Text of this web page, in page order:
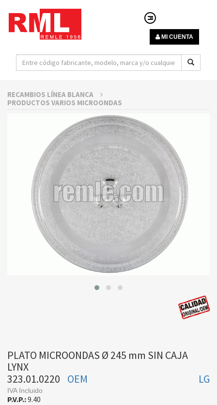
MI CUENTA
RECAMBIOS LÍNEA BLANCA
PRODUCTOS VARIOS MICROONDAS
PLATO MICROONDAS Ø 245 mm SIN CAJA
LYNX
323.01.0220
LG
OEM
IVA Incluido
P.V.P.:9.40